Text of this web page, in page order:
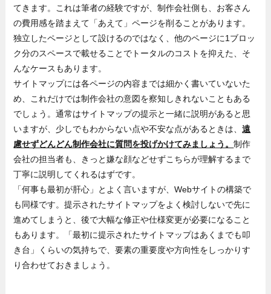
てきます。これは筆者の経験ですが、制作会社側も、お客さん
の費用感を踏まえて「あえて」ページを削ることがあります。
独立したページとして設けるのではなく、他のページに1ブロッ
ク分のスペースで載せることでトータルのコストを抑えた、そ
んなケースもあります。
サイトマップには各ページの内容までは細かく書いていないた
め、これだけでは制作会社の意図を察知しきれないこともある
でしょう。通常はサイトマップの提示と一緒に説明があると思
いますが、少しでもわからない点や不安な点があるときは、遠
慮せずどんどん制作会社に質問を投げかけてみましょう。制作
会社の担当者も、きっと嫌な顔などせずこちらが理解するまで
丁寧に説明してくれるはずです。
「何事も最初が肝心」とよく言いますが、Webサイトの構築で
も同様です。提示されたサイトマップをよく検討しないで先に
進めてしまうと、後で大幅な修正や仕様変更が必要になること
もあります。「最初に提示されたサイトマップはあくまでも叩
き台」くらいの気持ちで、要素の重要度や方向性をしっかりす
り合わせておきましょう。